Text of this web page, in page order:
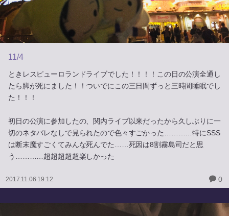
11/4
ときレスピューロランドライブでした！！！！この日の公演全通し
たら脚が死にました！！ついでにこの三日間ずっと三時間睡眠でし
た！！！
初日の公演に参加したの、関内ライブ以来だったから久しぶりに一
切のネタバレなしで見られたので色々すごかった…………特にSSS
は断末魔すごくてみんな死んでた……死因は8割霧島司だと思
う…………超超超超超楽しかった
2017.11.06 19:12 0